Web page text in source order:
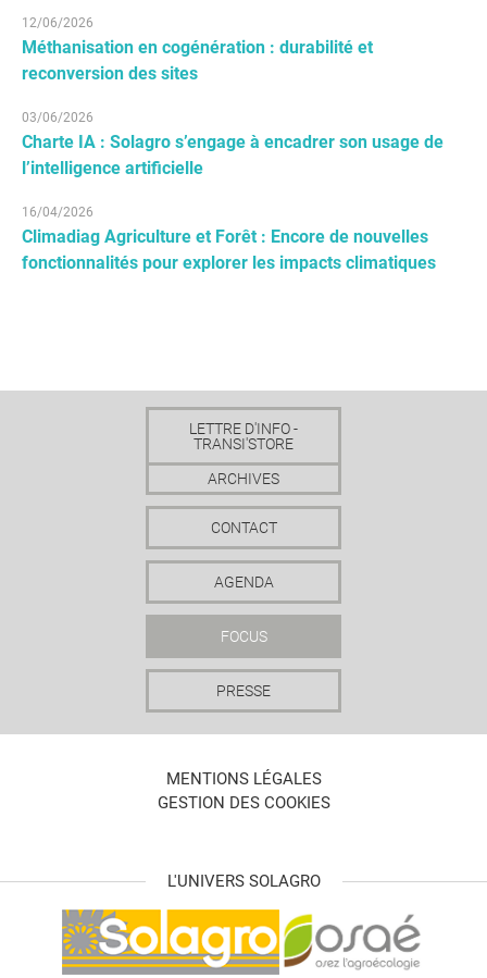
12/06/2026
Méthanisation en cogénération : durabilité et
reconversion des sites
03/06/2026
Charte IA : Solagro s’engage à encadrer son usage de
l’intelligence artificielle
16/04/2026
Climadiag Agriculture et Forêt : Encore de nouvelles
fonctionnalités pour explorer les impacts climatiques
LETTRE D'INFO -
TRANSI'STORE
ARCHIVES
CONTACT
AGENDA
FOCUS
PRESSE
MENTIONS LÉGALES
GESTION DES COOKIES
L'UNIVERS SOLAGRO